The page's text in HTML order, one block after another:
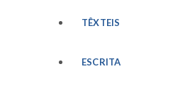
TÊXTEIS
ESCRITA